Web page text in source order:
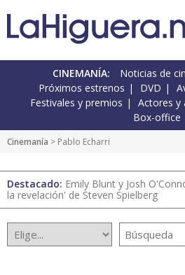
CINEMANÍA: Noticias de
Próximos estrenos
DVD
Festivales y premios
Actores y
Box-office
Cinemanía > Pablo Echarri
Destacado: Emily Blunt y Josh
la revelación' de Steven Spielberg